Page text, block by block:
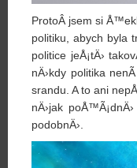
ProtoÂ jsem si
politiku, abych byla
politice jeÅ¡tÄ›
nÄ›kdy politika
srandu. A to ani
nÄ›jak
podobnÄ›.